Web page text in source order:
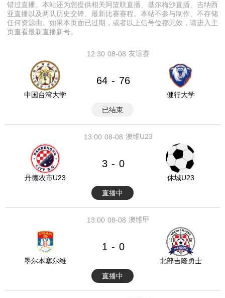
错过直播。本站还为您提供相关阿篮联直播、基尔梅沙直播、吉纳西
亚直播以及两队历史交锋、最新比赛赛程。本站不参与制作、不存储
任何资源由。如果本页面已过期，或者以上信号位都无效，请进入主
页查看最新直播新号。
08-08
12:30 友谊赛
中国台湾大学
64 - 76
健行大学
已结束
08-08
13:00 澳维U23
丹德农市U23
3 - 0
休城U23
直播中
08-08
13:00 澳维甲
墨尔本塞尔维
1 - 0
北部吉隆勇士
直播中